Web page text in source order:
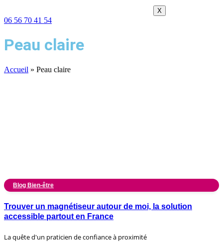
X
06 56 70 41 54
Peau claire
Accueil » Peau claire
Blog Bien-être
Trouver un magnétiseur autour de moi, la solution
accessible partout en France
La quête d'un praticien de confiance à proximité